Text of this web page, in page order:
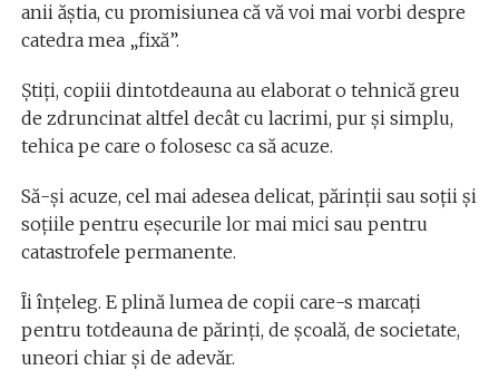
anii ăștia, cu promisiunea că vă voi mai vorbi despre
catedra mea „fixă”.
Știți, copiii dintotdeauna au elaborat o tehnică greu
de zdruncinat altfel decât cu lacrimi, pur și simplu,
tehica pe care o folosesc ca să acuze.
Să-și acuze, cel mai adesea delicat, părinții sau soții și
soțiile pentru eșecurile lor mai mici sau pentru
catastrofele permanente.
Îi înțeleg. E plină lumea de copii care-s marcați
pentru totdeauna de părinți, de școală, de societate,
uneori chiar și de adevăr.